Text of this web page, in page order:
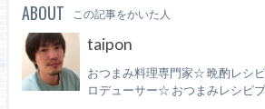
ABOUT この記事をかいた人
taipon
おつまみ料理専門家☆ 晩酌レシ
ロデューサー☆ おつまみレシピ